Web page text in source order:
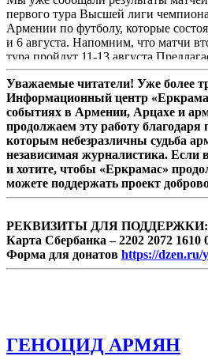
первого тура Высшей лиги
Армении по футболу, которые
и 6 августа. Напомним, что матчи
тура пройдут 11-13
вниманию читателей видеообзор
прошедших встреч первого тура.
Уважаемые читатели! Уже более
Информационный центр
событиях в Армении, Арцахе и
продолжаем эту работу благодаря
которым небезразличны судьба
независимая журналистика. Если
и хотите, чтобы «Еркрамас»
можете поддержать проект
РЕКВИЗИТЫ ДЛЯ ПОДДЕРЖКИ:
Карта Сбербанка – 2202 2072 1610
Форма для донатов https://dzen.ru/
ГЕНОЦИД АРМЯН